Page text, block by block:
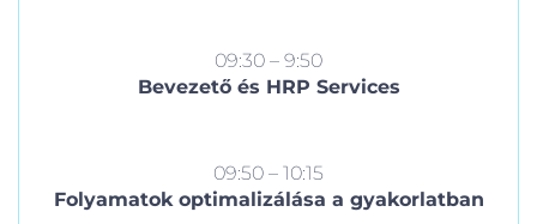
09:30 – 9:50
Bevezető és HRP Services
09:50 – 10:15
Folyamatok optimalizálása a gyakorlatban